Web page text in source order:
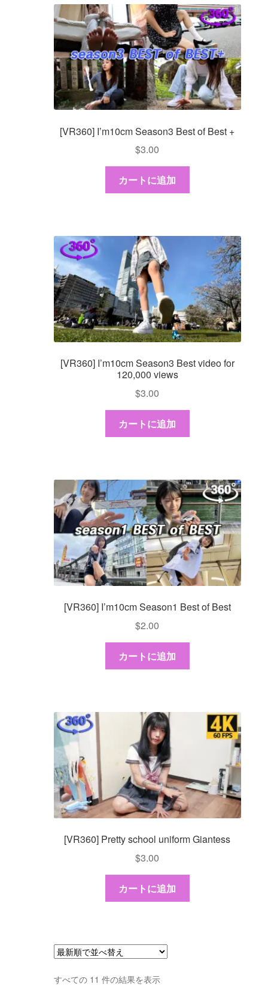
[VR360] I’m10cm Season3 Best of Best +
$3.00
カートに追加
[VR360] I’m10cm Season3 Best video for
120,000 views
$3.00
カートに追加
[VR360] I’m10cm Season1 Best of Best
$2.00
カートに追加
[VR360] Pretty school uniform Giantess
$3.00
カートに追加
すべての 11 件の結果を表示最